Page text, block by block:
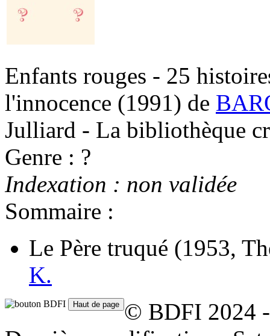
Enfants rouges - 25
l'innocence (1991) de
Julliard - La bibliothèque
Genre : ?
Indexation : non validée
Sommaire :
Le Père truqué (1953,
K.
© BDFI 2024